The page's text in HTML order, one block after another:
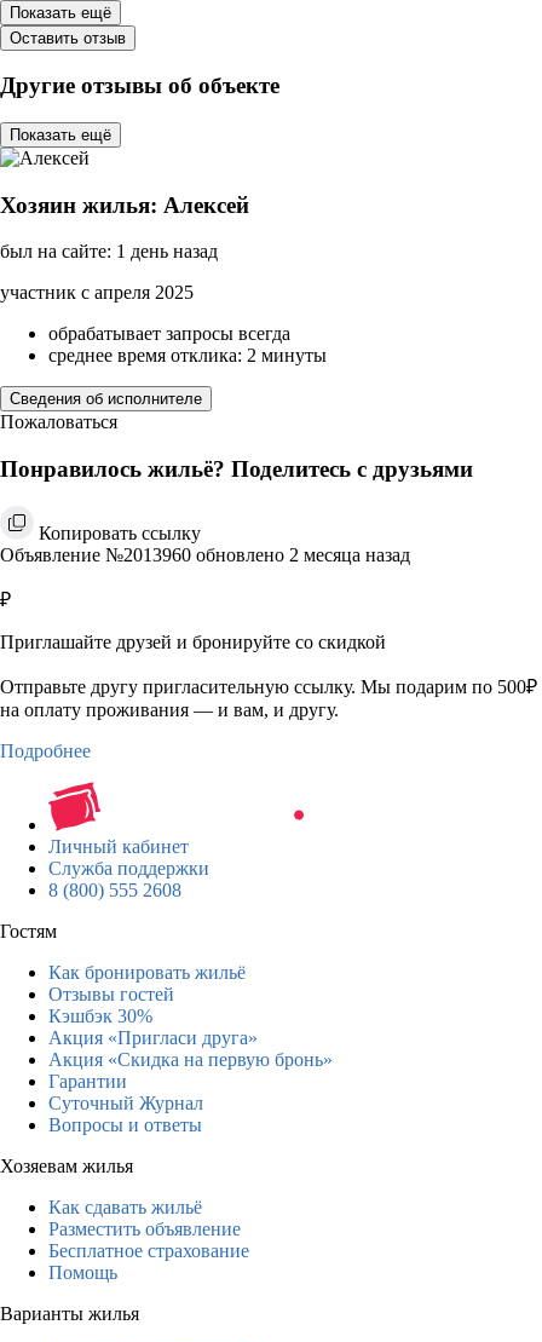
Показать ещё
Оставить отзыв
Другие отзывы об объекте
Показать ещё
Хозяин жилья: Алексей
был на сайте: 1 день назад
участник с апреля 2025
обрабатывает запросы всегда
среднее время отклика: 2 минуты
Сведения об исполнителе
Пожаловаться
Понравилось жильё? Поделитесь с друзьями
Копировать ссылку
Объявление №2013960 обновлено 2 месяца назад
₽
Приглашайте друзей и бронируйте со скидкой
Отправьте другу пригласительную ссылку. Мы подарим по 500₽
на оплату проживания — и вам, и другу.
Подробнее
Личный кабинет
Служба поддержки
8 (800) 555 2608
Гостям
Как бронировать жильё
Отзывы гостей
Кэшбэк 30%
Акция «Пригласи друга»
Акция «Скидка на первую бронь»
Гарантии
Суточный Журнал
Вопросы и ответы
Хозяевам жилья
Как сдавать жильё
Разместить объявление
Бесплатное страхование
Помощь
Варианты жилья